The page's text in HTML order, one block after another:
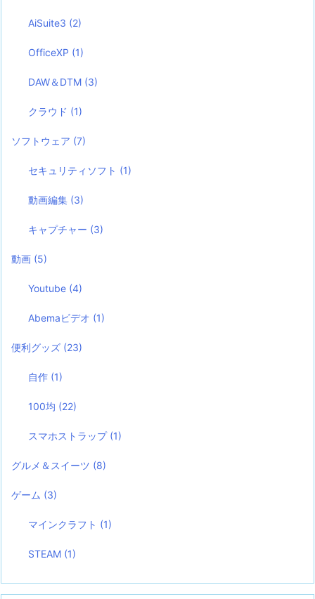
AiSuite3 (2)
OfficeXP (1)
DAW＆DTM (3)
クラウド (1)
ソフトウェア (7)
セキュリティソフト (1)
動画編集 (3)
キャプチャー (3)
動画 (5)
Youtube (4)
Abemaビデオ (1)
便利グッズ (23)
自作 (1)
100均 (22)
スマホストラップ (1)
グルメ＆スイーツ (8)
ゲーム (3)
マインクラフト (1)
STEAM (1)